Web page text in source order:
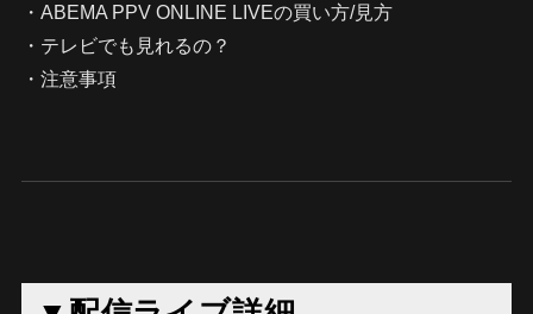
・ABEMA PPV ONLINE LIVEの買い方/見方
・テレビでも見れるの？
・注意事項